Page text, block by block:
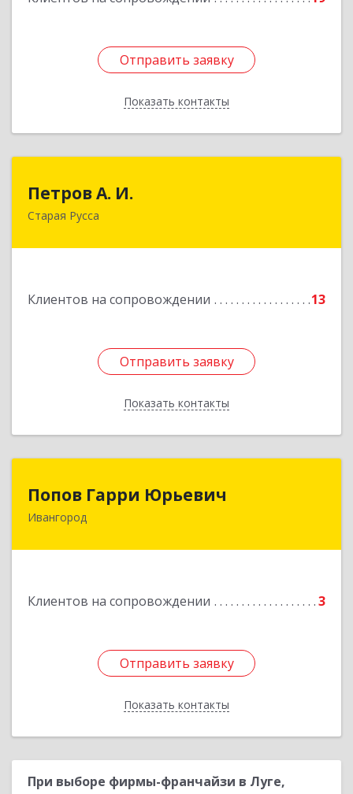
Отправить заявку
Показать контакты
Отправить заявку
Назад
Петров А. И.
Старая Русса
Клиентов на сопровождении 13
Отправить заявку
Показать контакты
Отправить заявку
Назад
Попов Гарри Юрьевич
Ивангород
Клиентов на сопровождении 3
Отправить заявку
Показать контакты
Отправить заявку
Назад
При выборе фирмы-франчайзи в Луге,